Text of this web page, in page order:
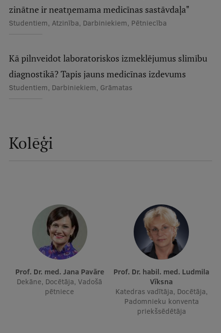
Dati par 2025. gadu
Mūžizglītība
Atvērtā universitāte
Pedagoģiskās izaugsmes centrs
Kvalifikācijas atbilstības pārbaude
Pētniecība
Zinātniskie institūti un laboratorijas
zinātne ir neatņemama medicīnas sastāvdaļa"
Studentiem, Atzinība, Darbiniekiem, Pētniecība
Kā pilnveidot laboratoriskos izmeklējumus slimību
diagnostikā? Tapis jauns medicīnas izdevums
Studentiem, Darbiniekiem, Grāmatas
Kolēģi
Prof. Dr. med. Jana Pavāre
Dekāne, Docētāja, Vadošā
pētniece
Prof. Dr. habil. med. Ludmila
Vīksna
Katedras vadītāja, Docētāja,
Padomnieku konventa
priekšsēdētāja